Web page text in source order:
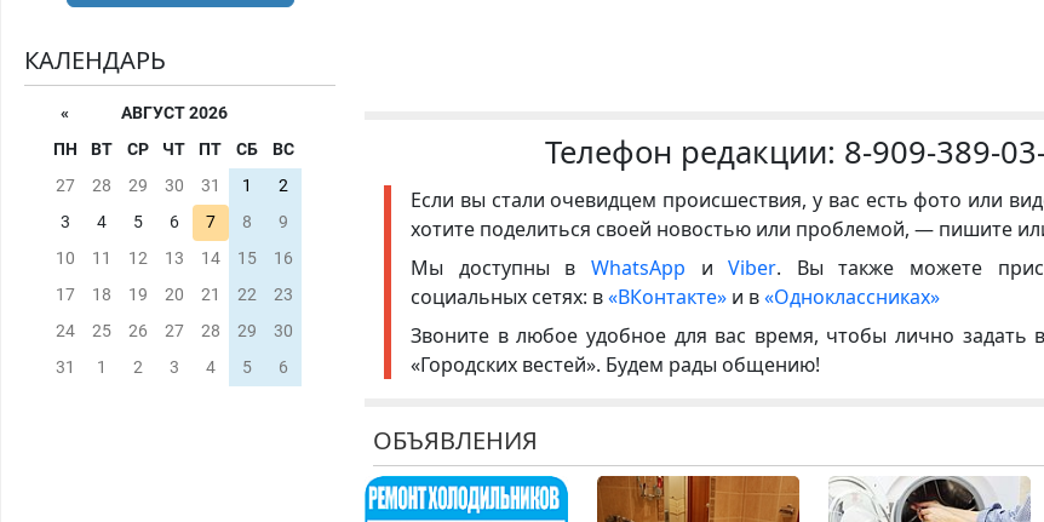
Телефон редакции: 8-909-389-
Если вы стали очевидцем происшествия, у вас есть фото или
хотите поделиться своей новостью или проблемой, — пишите
Мы доступны в WhatsApp иViber. Вы также можете
социальных сетях: в«ВКонтакте» и в«Одноклассниках»
Звоните в любое удобное для вас время, чтобы лично задать
«Городских вестей». Будем рады общению!
ОБЪЯВЛЕНИЯ
КАЛЕНДАРЬ
«
АВГУСТ 2026
ПН
ВТ СР ЧТ ПТ СБ
ВС
27
28 29 30 31 1
2
3
4 5 6 7 8
9
10
11 12 13 14 15
16
17
18 19 20 21 22
23
24
25 26 27 28 29
30
31
1 2 3 4 5 6